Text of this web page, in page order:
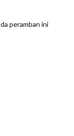
peramban ini